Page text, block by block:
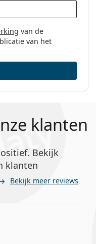
van de
van het
klanten
Bekijk
klanten
Bekijk meer reviews